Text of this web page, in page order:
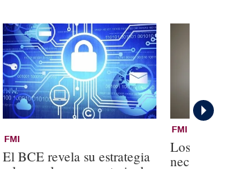
FMI
El BCE revela su estrategia
FMI
Los
necesitan